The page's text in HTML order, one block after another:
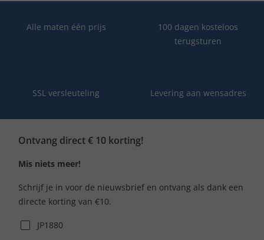
Alle maten één prijs
100 dagen kosteloos
terugsturen
SSL versleuteling Levering aan wensadres
Ontvang direct € 10 korting!
Mis niets meer!
Schrijf je in voor de nieuwsbrief en ontvang als dank een
directe korting van €10.
JP1880